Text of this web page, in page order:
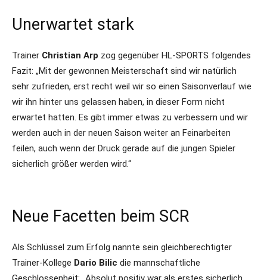
Unerwartet stark
Trainer Christian Arp zog gegenüber HL-SPORTS folgendes
Fazit: „Mit der gewonnen Meisterschaft sind wir natürlich
sehr zufrieden, erst recht weil wir so einen Saisonverlauf wie
wir ihn hinter uns gelassen haben, in dieser Form nicht
erwartet hatten. Es gibt immer etwas zu verbessern und wir
werden auch in der neuen Saison weiter an Feinarbeiten
feilen, auch wenn der Druck gerade auf die jungen Spieler
sicherlich größer werden wird.“
Neue Facetten beim SCR
Als Schlüssel zum Erfolg nannte sein gleichberechtigter
Trainer-Kollege Dario Bilic die mannschaftliche